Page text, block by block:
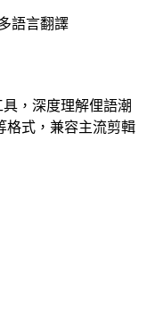
語言翻譯
，深度理解俚語潮
格式，兼容主流剪輯